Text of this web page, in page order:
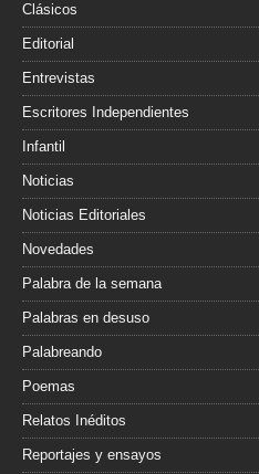
Clásicos
Editorial
Entrevistas
Escritores Independientes
Infantil
Noticias
Noticias Editoriales
Novedades
Palabra de la semana
Palabras en desuso
Palabreando
Poemas
Relatos Inéditos
Reportajes y ensayos